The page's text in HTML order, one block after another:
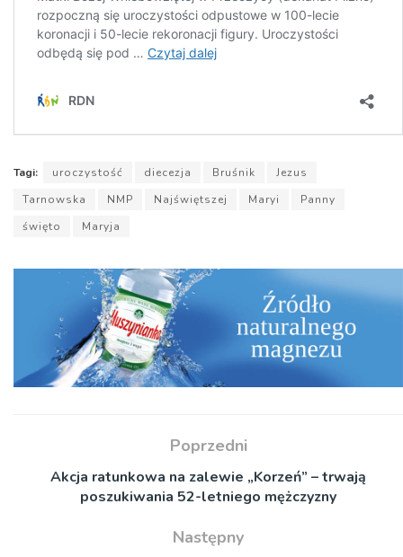
Tagi: uroczystość diecezja Bruśnik
Jezus
Tarnowska
NMP Najświętszej Maryi
Panny
święto
Maryja
Poprzedni
Akcja ratunkowa na zalewie „Korzeń” – trwają
poszukiwania 52-letniego mężczyzny
Następny